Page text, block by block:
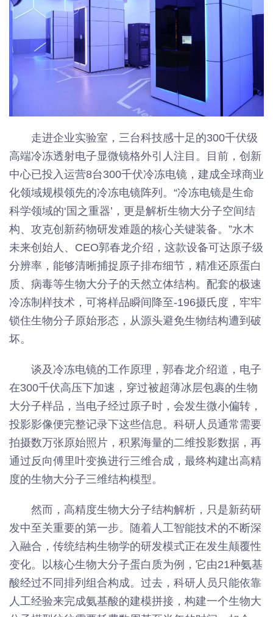
走进企业实验室，三台科技感十足的300千伏级
高端冷冻透射电子显微镜格外引人注目。目前，创新
中心已投入运营8台300千伏冷冻电镜，建成全球商业
化领域规模领先的冷冻电镜阵列。“冷冻电镜是生命
科学领域的‘国之重器’，更是解析生物大分子空间结
构、攻克创新药物研发难题的核心关键装备。”水木
未来创始人、CEO郭春龙介绍，这款设备可达原子级
分辨率，能够清晰捕捉原子排布细节，精准还原蛋白
质、病毒等生物大分子的天然立体结构。配套的极速
冷冻制样技术，可将样品瞬间降至-196摄氏度，牢牢
锁住生物分子原始形态，从源头避免生物结构遭到破
坏。
谈及冷冻电镜的工作原理，郭春龙介绍道，电子
在300千伏高压下加速，穿过被超薄冰层包裹的生物
大分子样品，当电子经过原子时，会发生微小偏转，
投影影像便完整记录下这些信息。科研人员通常需要
拍摄数万张原始照片，积累海量的二维投影数据，再
通过反向傅里叶变换进行三维合成，最终构建出高精
度的生物大分子三维结构模型。
然而，高精度生物大分子结构解析，只是新药研
发中至关重要的第一步。随着人工智能技术的不断深
入融合，传统结构生物学的研发模式正在发生颠覆性
变化。以核心生物大分子蛋白质为例，它由21种氨基
酸经过不同排列组合构成。过去，科研人员只能依靠
人工经验来完成氨基酸的建模拼接，构建一个生物大